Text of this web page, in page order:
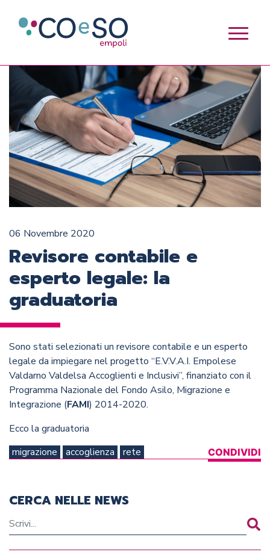
06 Novembre 2020
Revisore contabile e
esperto legale: la
graduatoria
Sono stati selezionati un revisore contabile e un esperto
legale da impiegare nel progetto “E.V.V.A.I. Empolese
Valdarno Valdelsa Accoglienti e Inclusivi”, finanziato con il
Programma Nazionale del Fondo Asilo, Migrazione e
Integrazione (FAMI) 2014-2020.
Ecco la graduatoria
migrazione
accoglienza rete CONDIVIDI
CERCA NELLE NEWS